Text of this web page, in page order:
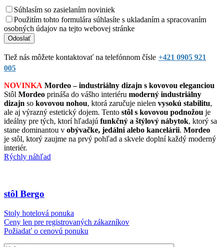
Súhlasím so zasielaním noviniek
Použitím tohto formulára súhlasíte s ukladaním a spracovaním
osobných údajov na tejto webovej stránke
Tiež nás môžete kontaktovať na telefónnom čísle +421 0905 921
005
NOVINKA Mordeo – industriálny dizajn s kovovou eleganciou
Stôl Mordeo prináša do vášho interiéru moderný industriálny
dizajn so kovovou nohou, ktorá zaručuje nielen vysokú stabilitu,
ale aj výrazný estetický dojem. Tento stôl s kovovou podnožou je
ideálny pre tých, ktorí hľadajú funkčný a štýlový nábytok, ktorý sa
stane dominantou v obývačke, jedálni alebo kancelárii. Mordeo
je stôl, ktorý zaujme na prvý pohľad a skvele doplní každý moderný
interiér.
Rýchly náhľad
stôl Bergo
Stoly hotelová ponuka
Ceny len pre registrovaných zákazníkov
Požiadať o cenovú ponuku